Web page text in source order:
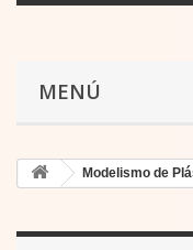
MENÚ
Modelismo de